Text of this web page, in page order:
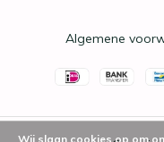
Algemene
Wij slaan cookies op om